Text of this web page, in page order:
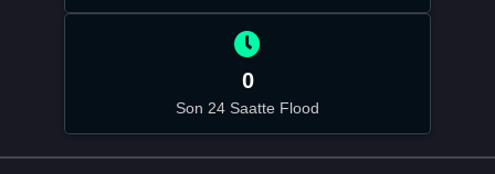
0
Son 24 Saatte Flood